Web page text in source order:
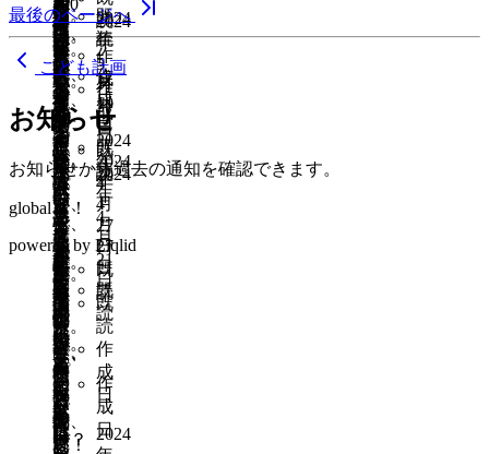
も
た
ち
に、
身
体
を
動
か
し
な
が
ら
チ
ー
ム
プ
レ
イ
で
2024
年
5
月
19
日
既
読
画
に
大
手
デ
ベ
ロ
ッ
パ
ー
も
参
入
予
定
で、
そ
の
後、
い
車
が
走
る
の
で
危
な
い、
何
か
施
策
を
考
え
て
欲
し
な
い、
キ
ャ
ン
プ
と
か
入
浴
施
設
も
あ
れ
ば、
な
お
最
高！
増
や
し
て
も
っ
と
人
が
集
ま
り
や
す
い
雰
囲
気
に
2024
年
5
月
3
日
既
読
き
な
い
の
で、
で
き
る
と
こ
ろ
が
ほ
し
い。
作
成
日
既
読
し
い。
作
成
日
2024
年
4
月
27
日
既
読
内
長
野
と
言
え
ば、、、
コ
レ！
っ
て
言
う
の
が
あ
っ
た
ら
い。
作
成
日
2024
年
4
月
27
日
既
読
ん、
人
が
集
ま
り
や
す
い
と
こ
ろ
に
出
張
に
来
れ
な
い？
河
内
長
野
は
大
阪
の
中
で
も
田
舎
の
イ
メ
ー
ジ
は
100
人
越
え
る
し
今
は
一
ク
ラ
ス
だ
か
ら
さ
み
し
い
し
域
と
の
接
点
を
提
供
し
て、
地
元
へ
の
ロ
イ
ヤ
リ
テ
す
ね。
作
成
日
2024
年
4
月
21
日
既
読
読
く
に
遊
び
場、
休
憩
ス
ペ
ー
ス
が
沢
山
あ
り、
和
や
か
さ
室
の
壁
が
な
く
大
き
な
教
室
だ
と
聞
い
た
の
で
た
が
重
い
と
き
5
キ
ロ
以
上
に
な
っ
て
た。
教
科
書
の
デ
に
自
分
が
う
つ
っ
て
い
た
の
で
遠
方
の
お
じ
い
ち
美
味
し
く
な
さ
そ
う
に
見
え
る。
陶
器
は
重
く
て
割
れ
堺
ま
で
通
う
の
が
大
変
で
し
た。
子
供
が
産
め
な
い
行
け
る
バ
ス
路
線
が
あ
る
と
嬉
し
い
作
成
日
2024
る
公
園
が
欲
し
い。
ぽ
よ
よ
ん
広
場
の
た
め
に
近
隣
て
ほ
し
い。
他
の
市
は
ほ
と
ん
ど
実
施
し
て
い
る
の
に
最後のページへ
こども計画
お知らせ
お知らせから過去の通知を確認できます。
global
powered by Liqlid